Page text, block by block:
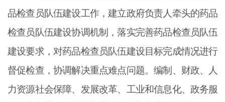
品检查员队伍建设工作，建立政府负责人牵头的药品
检查员队伍建设协调机制，落实完善药品检查员队伍
建设要求，对药品检查员队伍建设目标完成情况进行
督促检查，协调解决重点难点问题。编制、财政、人
力资源社会保障、发展改革、工业和信息化、政务服